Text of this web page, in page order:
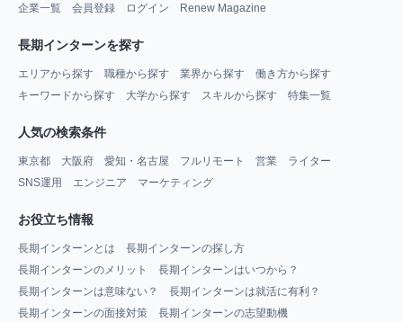
企業一覧
会員登録 ログイン Renew Magazine
長期インターンを探す
エリアから探す 職種から探す 業界から探す
働き方から探す
キーワードから探す
大学から探す スキルから探す 特集一覧
人気の検索条件
東京都 大阪府 愛知・名古屋 フルリモート 営業
ライター
SNS運用
エンジニア マーケティング
お役立ち情報
長期インターンとは
長期インターンの探し方
長期インターンのメリット
長期インターンはいつから？
長期インターンは意味ない？
長期インターンは就活に有利？
長期インターンの面接対策
長期インターンの志望動機